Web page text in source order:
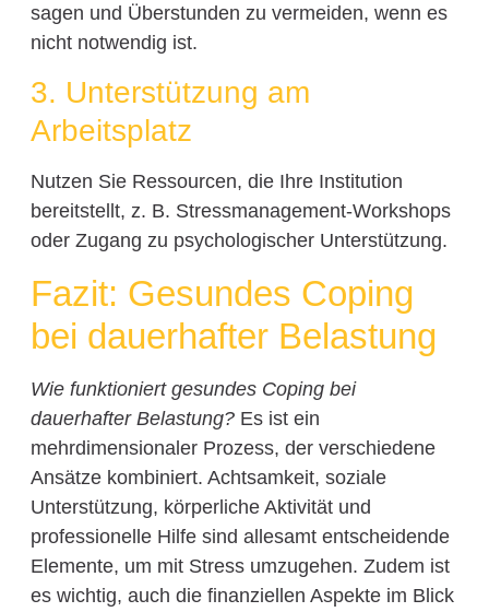
sagen und Überstunden zu vermeiden, wenn es
nicht notwendig ist.
3. Unterstützung am
Arbeitsplatz
Nutzen Sie Ressourcen, die Ihre Institution
bereitstellt, z. B. Stressmanagement-Workshops
oder Zugang zu psychologischer Unterstützung.
Fazit: Gesundes Coping
bei dauerhafter Belastung
Wie funktioniert gesundes Coping bei
dauerhafter Belastung?Es ist ein
mehrdimensionaler Prozess, der verschiedene
Ansätze kombiniert. Achtsamkeit, soziale
Unterstützung, körperliche Aktivität und
professionelle Hilfe sind allesamt entscheidende
Elemente, um mit Stress umzugehen. Zudem ist
es wichtig, auch die finanziellen Aspekte im Blick